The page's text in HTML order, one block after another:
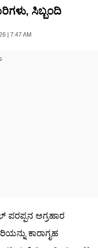
ಸಿಬ್ಬಂದಿ
| 7:47 AM
ಪರಪ್ಪನ ಅಗ್ರಹಾರ
ಕಾರಾಗೃಹ